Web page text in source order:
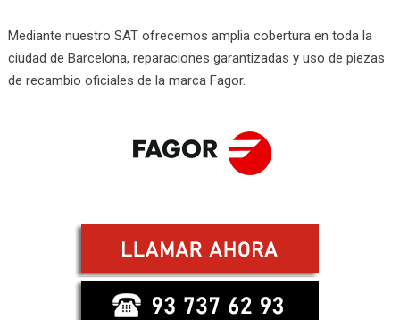
Mediante nuestro SAT ofrecemos amplia cobertura en toda la
ciudad de Barcelona, reparaciones garantizadas y uso de piezas
de recambio oficiales de la marca Fagor.